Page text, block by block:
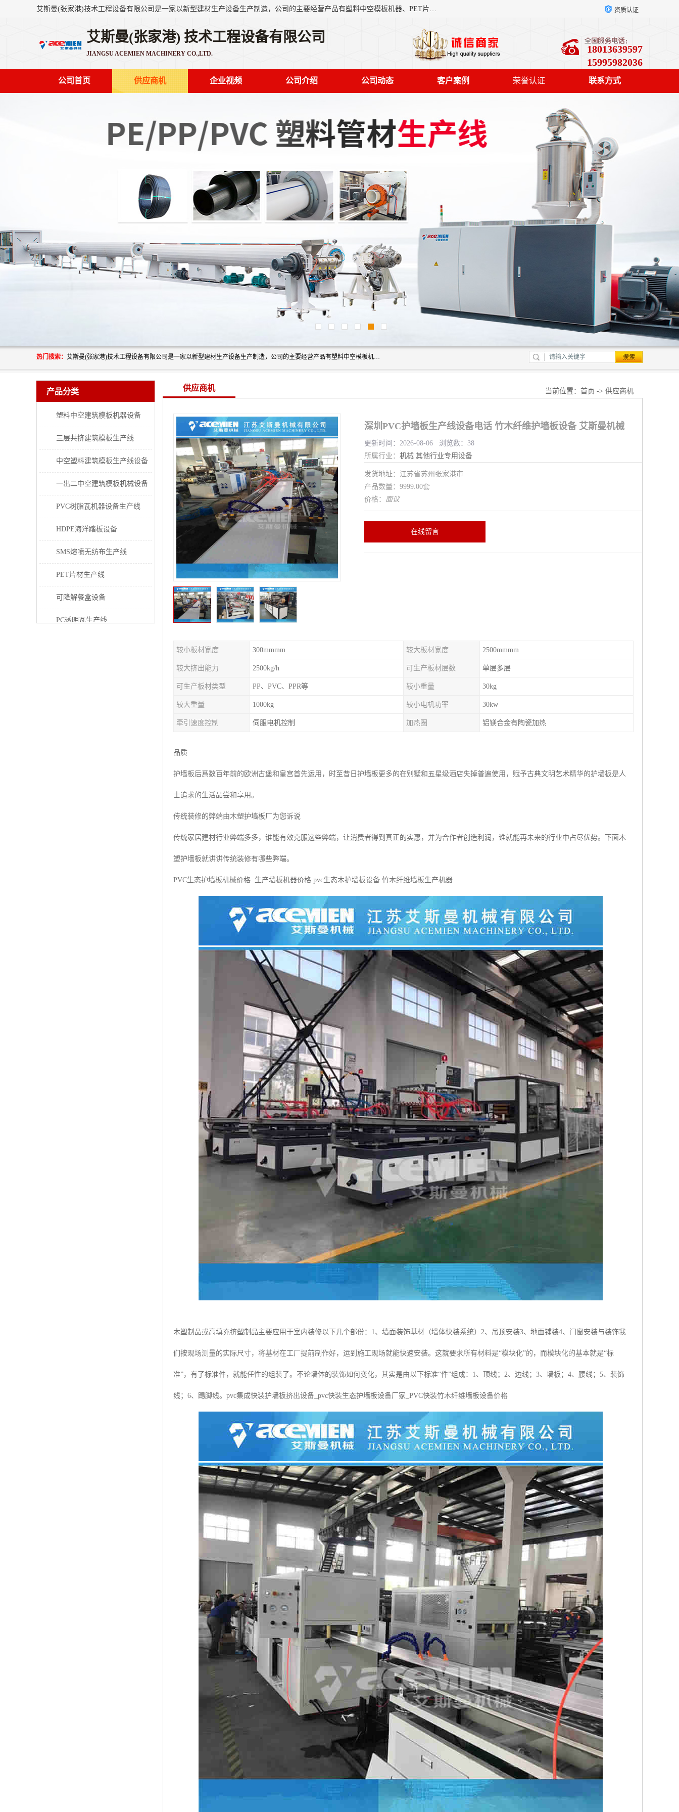
艾斯曼(张家港)技术工程设备有限公司是一家以新型建材生产设备生产制造，公司的主要经营产品有塑料中空模板机器、PET片材设备、可降解餐盒设备、树脂瓦设备、管材生产线、琉璃瓦设备等，艾斯曼机械在国内及国外享有较高盛誉拥有众多长期合作的老客户。 资质认证
艾斯曼(张家港) 技术工程设备有限公司
JIANGSU ACEMIEN MACHINERY CO.,LTD.
18013639597
15995982036
公司首页 供应商机 企业视频 公司介绍 公司动态 客户案例 荣誉认证 联系方式
热门搜索： 艾斯曼(张家港)技术工程设备有限公司是一家以新型建材生产设备生产制造，公司的主要经营产品有塑料中空模板机器、PET片材设备、可降解餐盒设备、树脂瓦设备、管材生产线、琉璃瓦设备等，艾斯曼机械在国内及国外享有较高盛誉拥有众多长期合作的老客户。
产品分类
塑料中空建筑模板机器设备
三层共挤建筑模板生产线
中空塑料建筑模板生产线设备
一出二中空建筑模板机械设备
PVC树脂瓦机器设备生产线
HDPE海洋踏板设备
SMS熔喷无纺布生产线
PET片材生产线
可降解餐盒设备
PC透明瓦生产线
供应商机 当前位置： 首页 -> 供应商机
深圳PVC护墙板生产线设备电话 竹木纤维护墙板设备 艾斯曼机械
更新时间：2026-08-06 浏览数：38
所属行业： 机械 其他行业专用设备
发货地址：江苏省苏州张家港市
产品数量：9999.00套
价格： 面议
在线留言
较小板材宽度 300mmmm 较大板材宽度 2500mmmm
较大挤出能力 2500kg/h 可生产板材层数 单层多层
可生产板材类型 PP、PVC、PPR等 较小重量 30kg
较大重量 1000kg 较小电机功率 30kw
牵引速度控制 伺服电机控制 加热圈 铝镁合金有陶瓷加热
品质
护墙板后爲数百年前的欧洲古堡和皇宫首先运用，时至昔日护墙板更多的在别墅和五星级酒店失掉普遍使用，赋予古典文明艺术精华的护墙板是人
士追求的生活品尝和享用。
传统装修的弊端由木塑护墙板厂为您诉说
传统家居建材行业弊端多多，谁能有效克服这些弊端，让消费者得到真正的实惠，并为合作者创造利润，谁就能再未来的行业中占尽优势。下面木
塑护墙板就讲讲传统装修有哪些弊端。
PVC生态护墙板机械价格 生产墙板机器价格 pvc生态木护墙板设备 竹木纤维墙板生产机器
木塑制品或高填充挤塑制品主要应用于室内装修以下几个部份：1、墙面装饰基材（墙体快装系统）2、吊顶安装3、地面铺装4、门窗安装与装饰我
们按现场测量的实际尺寸，将基材在工厂提前制作好，运到施工现场就能快速安装。这就要求所有材料是“模块化”的，而模块化的基本就是“标
准”，有了标准件，就能任性的组装了。不论墙体的装饰如何变化，其实是由以下标准“件”组成：1、顶线；2、边线；3、墙板；4、腰线；5、装饰
线；6、踢脚线。pvc集成快装护墙板挤出设备_pvc快装生态护墙板设备厂家_PVC快装竹木纤维墙板设备价格